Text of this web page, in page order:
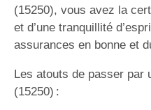
(15250), vous avez la
et d’une tranquillité
assurances en bonne et
Les atouts de passer par
(15250) :